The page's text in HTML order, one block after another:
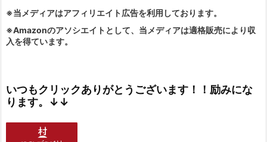
※当メディアはアフィリエイト広告を利用しております。
※Amazonのアソシエイトとして、当メディアは適格販売により収
入を得ています。
いつもクリックありがとうございます！！励みにな
ります。↓↓